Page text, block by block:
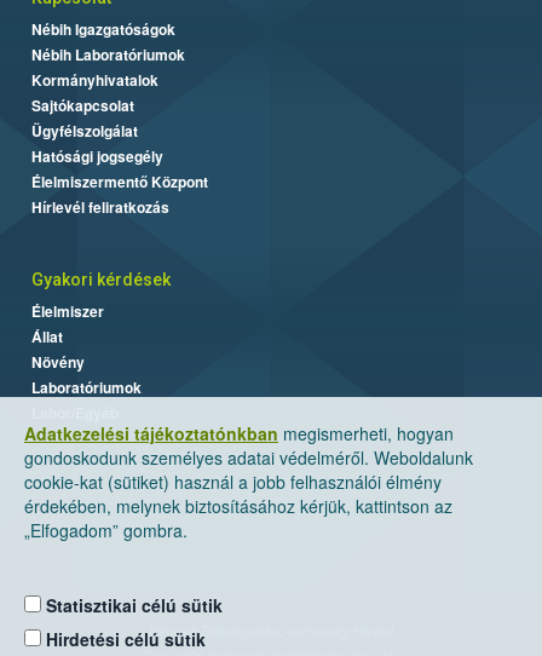
Adatkezelési tájékoztatónkban megismerheti, hogyan
gondoskodunk személyes adatai védelméről. Weboldalunk
cookie-kat (sütiket) használ a jobb felhasználói élmény
érdekében, melynek biztosításához kérjük, kattintson az
„Elfogadom” gombra.
Statisztikai célú sütik
Hirdetési célú sütik
Nébih Igazgatóságok
Nébih Laboratóriumok
Kormányhivatalok
Sajtókapcsolat
Ügyfélszolgálat
Hatósági jogsegély
Élelmiszermentő Központ
Hírlevél feliratkozás
Gyakori kérdések
Élelmiszer
Állat
Növény
Laboratóriumok
Nemzeti Élelmiszerlánc-biztonsági Hivatal